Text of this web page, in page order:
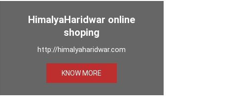
HimalyaHaridwar online
shoping
http://himalyaharidwar.com
KNOW MORE